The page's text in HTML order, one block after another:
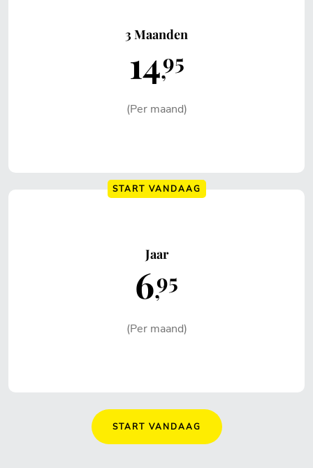
3 Maanden
1495
(Per maand)
START VANDAAG
Jaar
695
(Per maand)
START VANDAAG